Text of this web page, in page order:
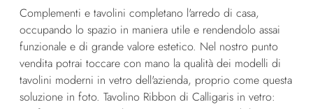
Complementi e tavolini completano l'arredo di casa,
occupando lo spazio in maniera utile e rendendolo assai
funzionale e di grande valore estetico. Nel nostro punto
vendita potrai toccare con mano la qualità dei modelli di
tavolini moderni in vetro dell'azienda, proprio come questa
soluzione in foto. Tavolino Ribbon di Calligaris in vetro: